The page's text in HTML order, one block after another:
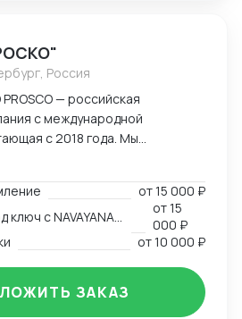
Россия
с международной
с 2018 года. Мы
цикл логистических и
услуг: от международных
оформления до
логистики. Основные
и
ВЭД и
грузами. География
от15 000 ₽
от15
000 ₽
от10 000 ₽
ЗАКАЗ